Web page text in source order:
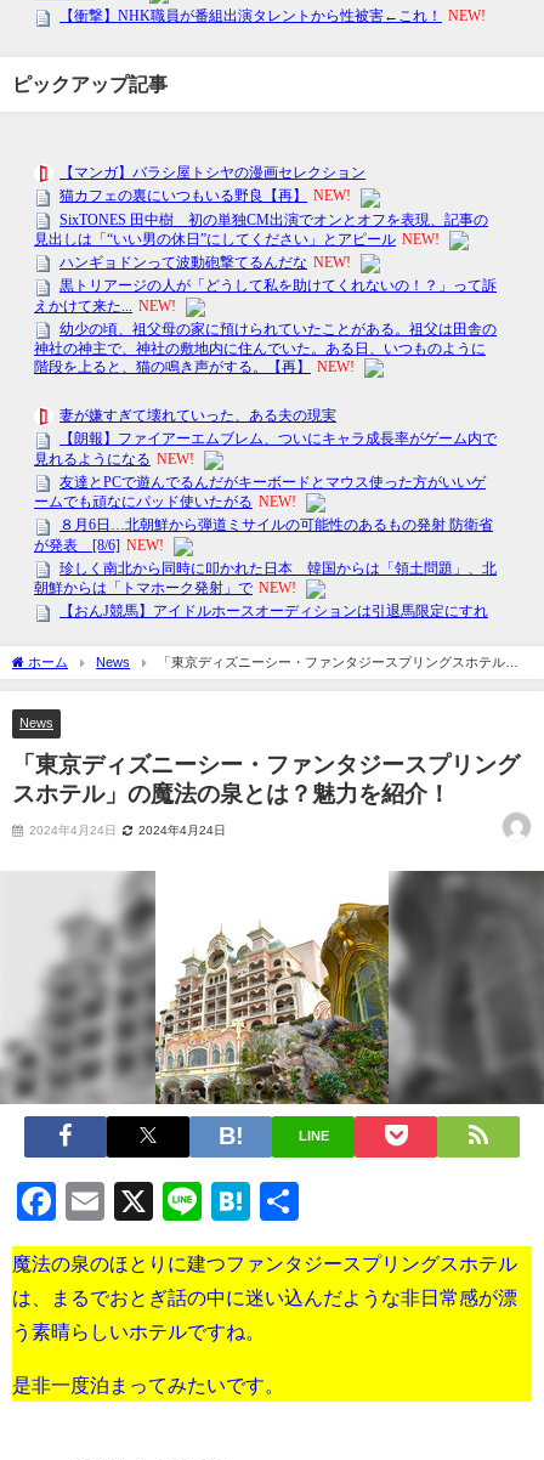
ピックアップ記事
ホーム News
「東京ディズニーシー・ファンタジースプリングスホテル」
の魔法の泉とは？魅力を紹介！
News
「東京ディズニーシー・ファンタジースプリング
スホテル」の魔法の泉とは？魅力を紹介！
2024年4月24日 2024年4月24日
LINE
Facebook
Email
X LineHatena
有
魔法の泉のほとりに建つファンタジースプリングスホテル
は、まるでおとぎ話の中に迷い込んだような非日常感が漂
う素晴らしいホテルですね。
是非一度泊まってみたいです。